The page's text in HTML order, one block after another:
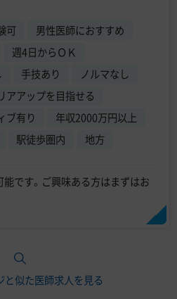
可
男性医師におすすめ
週4日からＯＫ
手技あり
ノルマなし
アアップを目指せる
ブ有り
年収2000万円以上
駅徒歩圏内 地方
です。ご興味ある方はまずはお
と似た医師求人を見る